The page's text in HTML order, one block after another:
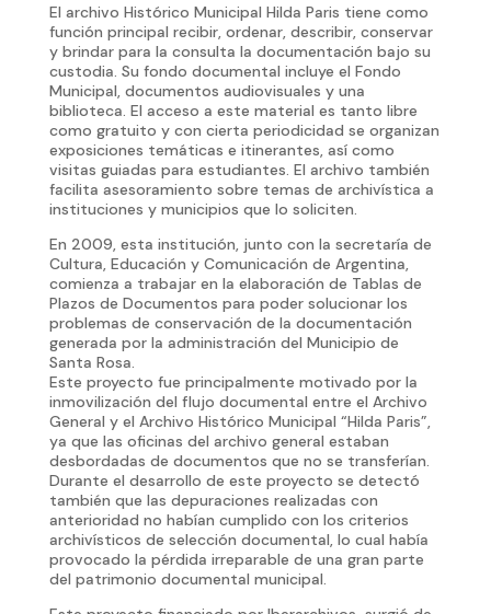
El archivo Histórico Municipal Hilda Paris tiene como
función principal recibir, ordenar, describir, conservar
y brindar para la consulta la documentación bajo su
custodia. Su fondo documental incluye el Fondo
Municipal, documentos audiovisuales y una
biblioteca. El acceso a este material es tanto libre
como gratuito y con cierta periodicidad se organizan
exposiciones temáticas e itinerantes, así como
visitas guiadas para estudiantes. El archivo también
facilita asesoramiento sobre temas de archivística a
instituciones y municipios que lo soliciten.
En 2009, esta institución, junto con la secretaría de
Cultura, Educación y Comunicación de Argentina,
comienza a trabajar en la elaboración de Tablas de
Plazos de Documentos para poder solucionar los
problemas de conservación de la documentación
generada por la administración del Municipio de
Santa Rosa.
Este proyecto fue principalmente motivado por la
inmovilización del flujo documental entre el Archivo
General y el Archivo Histórico Municipal “Hilda Paris”,
ya que las oficinas del archivo general estaban
desbordadas de documentos que no se transferían.
Durante el desarrollo de este proyecto se detectó
también que las depuraciones realizadas con
anterioridad no habían cumplido con los criterios
archivísticos de selección documental, lo cual había
provocado la pérdida irreparable de una gran parte
del patrimonio documental municipal.